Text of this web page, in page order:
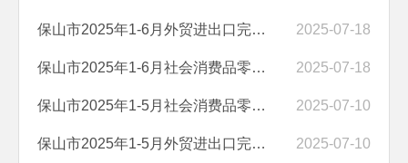
保山市2025年1-6月外贸进出口完成情况 2025-07-18
保山市2025年1-6月社会消费品零售总额完成情况 2025-07-18
保山市2025年1-5月社会消费品零售总额完成情况 2025-07-10
保山市2025年1-5月外贸进出口完成情况 2025-07-10